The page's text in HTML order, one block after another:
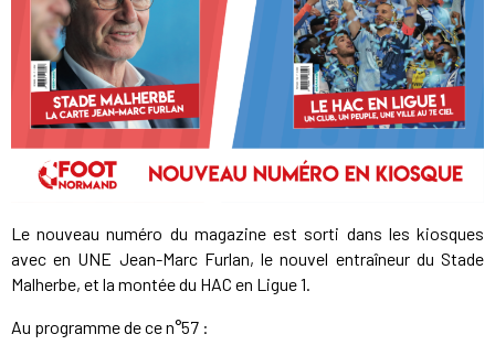
Le nouveau numéro du magazine est sorti dans les kiosques
avec en UNE Jean-Marc Furlan, le nouvel entraîneur du Stade
Malherbe, et la montée du HAC en Ligue 1.
Au programme de ce n°57 :